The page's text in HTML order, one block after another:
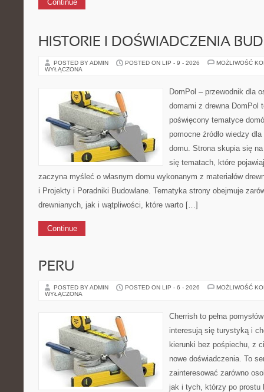
Continue
HISTORIE I DOŚWIADCZENIA
POSTED BY ADMIN POSTED ON LIP - 9 - 2026
MOŻLIWOŚĆ
WYŁĄCZONA
DomPol – przewodnik dla
domami z drewna DomPol
poświęcony tematyce
pomocne źródło wiedzy
domu. Strona skupia się
się tematach, które
zaczyna myśleć o własnym domu wykonanym z materiałów
i Projekty i Poradniki Budowlane. Tematyka strony obejmuje
drewnianych, jak i wątpliwości, które warto […]
Continue
PERU
POSTED BY ADMIN POSTED ON LIP - 6 - 2026
MOŻLIWOŚĆ
WYŁĄCZONA
Cherrish to pełna
interesują się turystyką i
kierunki bez pośpiechu, z
nowe doświadczenia. To
zainteresować zarówno
jak i tych, którzy po prostu